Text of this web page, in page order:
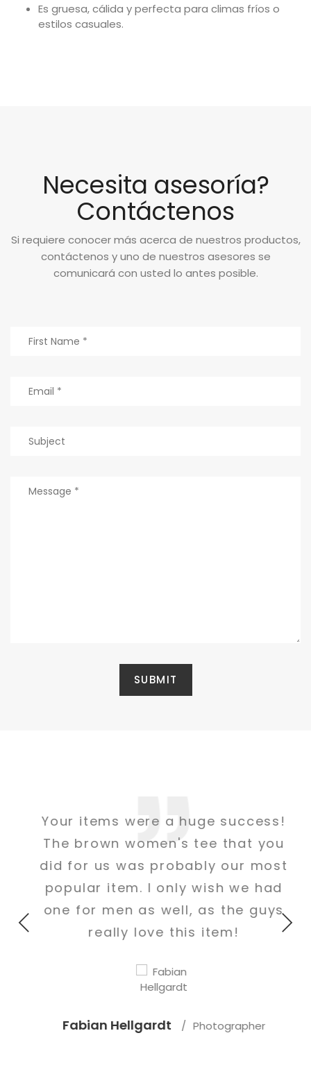
Es gruesa, cálida y perfecta para climas fríos o
estilos casuales.
Necesita asesoría?
Contáctenos
Si requiere conocer más acerca de nuestros productos,
contáctenos y uno de nuestros asesores se
comunicará con usted lo antes posible.
Your items were a huge success!
The brown women's tee that you
did for us was probably our most
popular item. I only wish we had
one for men as well, as the guys
really love this item!
Fabian Hellgardt Photographer